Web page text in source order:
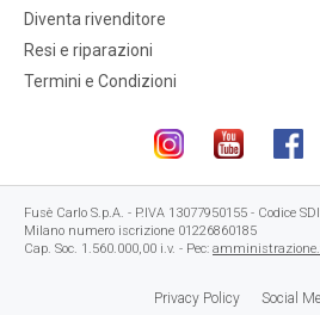
Diventa rivenditore
Resi e riparazioni
Termini e Condizioni
Fusè Carlo S.p.A. - P.IVA 13077950155 - Codice
Milano numero iscrizione 01226860185
Cap. Soc. 1.560.000,00 i.v. - Pec:
Privacy Policy Social